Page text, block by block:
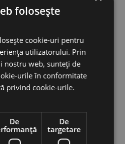
- Bronz
de fixare
folosește
cookie-uri pentru
utilizatorului. Prin
nostru web, sunteți de
urile în conformitate
privind cookie-urile.
De
De
targetare